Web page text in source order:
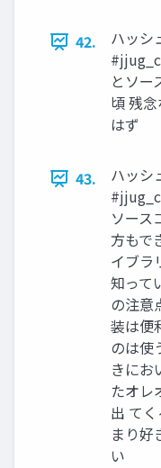
42.
ハッシ
とソー
頃 残
はず
43.
ハッシ
ソース
方もで
イブラ
知って
の注意
装は便
のは使
きにお
たオレ
出 て
まり好
い